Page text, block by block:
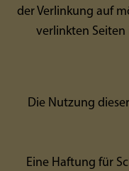
der Verlinkung auf
verlinkten
Die Nutzung
Eine Haftung für